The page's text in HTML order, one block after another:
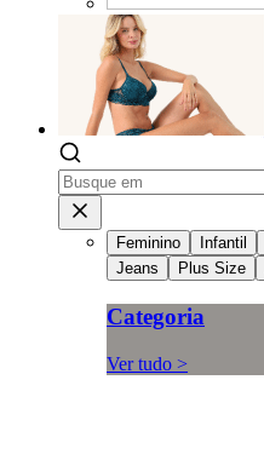
Feminino Infantil
Jeans
Plus Size
Categoria
Ver tudo >